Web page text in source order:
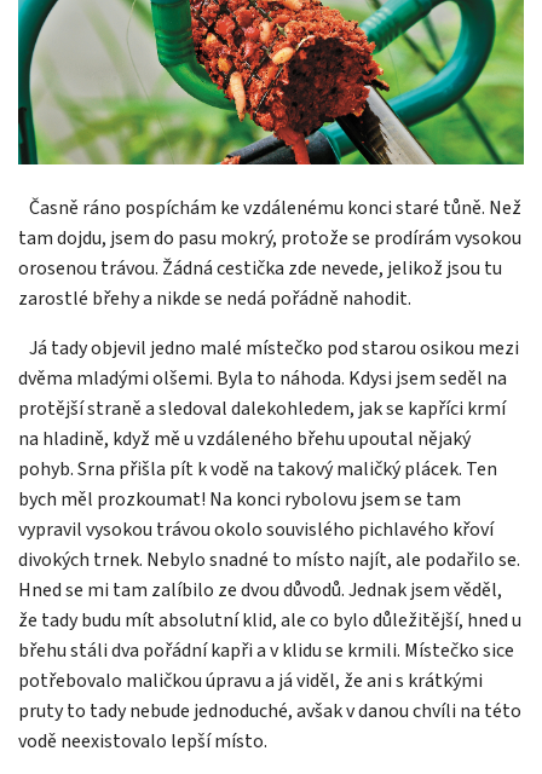
Časně ráno pospíchám ke vzdálenému konci staré tůně. Než
tam dojdu, jsem do pasu mokrý, protože se prodírám vysokou
orosenou trávou. Žádná cestička zde nevede, jelikož jsou tu
zarostlé břehy a nikde se nedá pořádně nahodit.
Já tady objevil jedno malé místečko pod starou osikou mezi
dvěma mladými olšemi. Byla to náhoda. Kdysi jsem seděl na
protější straně a sledoval dalekohledem, jak se kapříci krmí
na hladině, když mě u vzdáleného břehu upoutal nějaký
pohyb. Srna přišla pít k vodě na takový maličký plácek. Ten
bych měl prozkoumat! Na konci rybolovu jsem se tam
vypravil vysokou trávou okolo souvislého pichlavého křoví
divokých trnek. Nebylo snadné to místo najít, ale podařilo se.
Hned se mi tam zalíbilo ze dvou důvodů. Jednak jsem věděl,
že tady budu mít absolutní klid, ale co bylo důležitější, hned u
břehu stáli dva pořádní kapři a v klidu se krmili. Místečko sice
potřebovalo maličkou úpravu a já viděl, že ani s krátkými
pruty to tady nebude jednoduché, avšak v danou chvíli na této
vodě neexistovalo lepší místo.